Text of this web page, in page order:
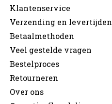
Klantenservice
Verzending en levertijden
Betaalmethoden
Veel gestelde vragen
Bestelproces
Retourneren
Over ons